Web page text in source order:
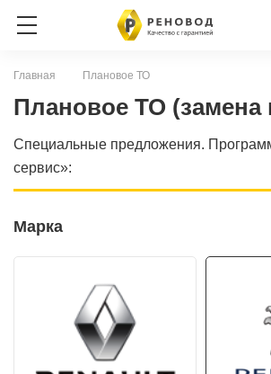
Главная Плановое ТО
Плановое ТО (замена
Специальные предложения.
сервис»:
Марка
СЕРВИСНАЯ КНИГА
RENAULT PEUGEOT CITROEN